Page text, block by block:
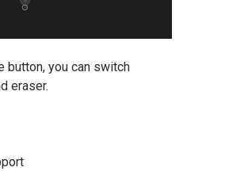
button, you can switch
eraser.